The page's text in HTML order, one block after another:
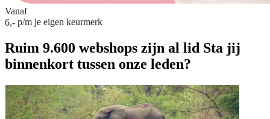
Vanaf
6,- p/m je eigen keurmerk
Ruim 9.600 webshops zijn al lid Sta jij
binnenkort tussen onze leden?